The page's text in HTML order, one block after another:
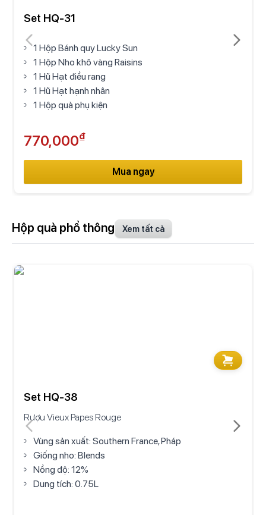
Set HQ-31
1 Hộp Bánh quy Lucky Sun
1 Hộp Nho khô vàng Raisins
1 Hũ Hạt điều rang
1 Hũ Hạt hạnh nhân
1 Hộp quà phụ kiện
770,000₫
Mua ngay
Hộp quà phổ thông Xem tất cả
Set HQ-38
Rượu Vieux Papes Rouge
Vùng sản xuất: Southern France, Pháp
Giống nho: Blends
Nồng độ: 12%
Dung tích: 0.75L